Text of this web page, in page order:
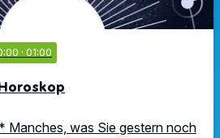
· 01:00
Manches, was Sie gestern noch